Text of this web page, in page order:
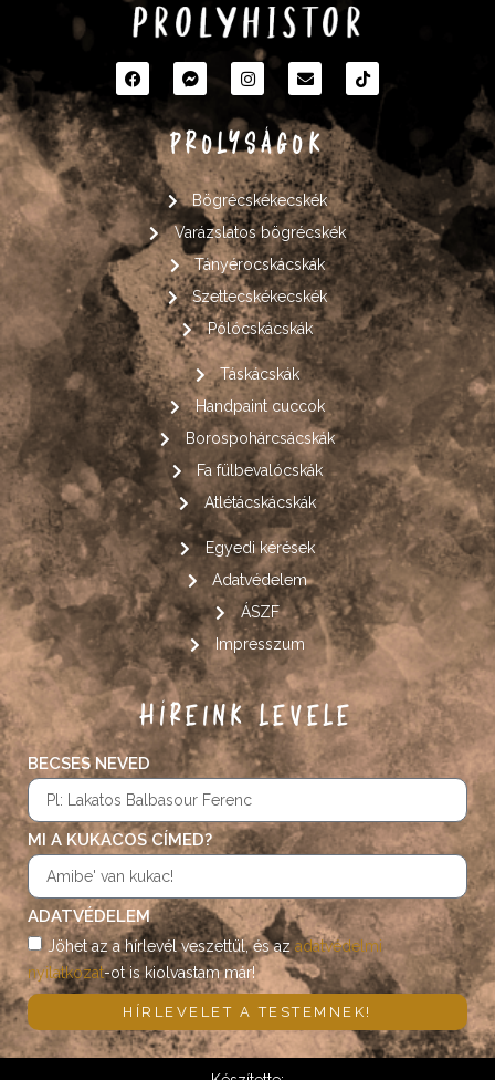
PROLYSÁGOK
Bögrécskékecskék
Varázslatos bögrécskék
Tányérocskácskák
Szettecskékecskék
Pólócskácskák
Táskácskák
Handpaint cuccok
Borospohárcsácskák
Fa fülbevalócskák
Atlétácskácskák
Egyedi kérések
Adatvédelem
ÁSZF
Impresszum
HÍREINK LEVELE
BECSES NEVED
MI A KUKACOS CÍMED?
ADATVÉDELEM
Jöhet az a hírlevél veszettül, és azadatvédelmi
nyilatkozat-ot is kiolvastam már!
HÍRLEVELET A TESTEMNEK!